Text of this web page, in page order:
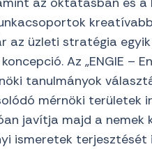
az üzleti stratégia
Az „ENGIE –
tanulmányok
mérnöki területek
javítja majd a nemek
ismeretek terjesztését